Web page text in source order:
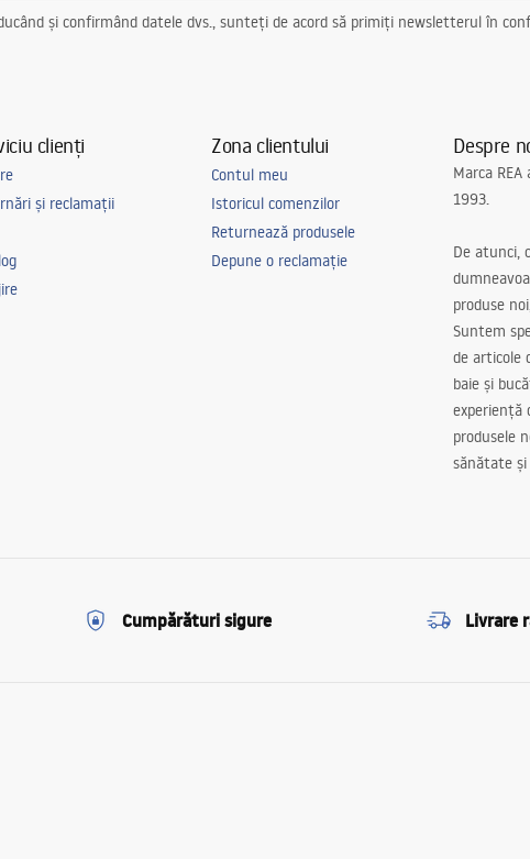
și confirmând datele dvs., sunteți de acord să primiți newsletterul în
clienți
și reclamații
Zona clientului
Contul meu
Istoricul comenzilor
Returnează produsele
Depune o reclamație
Despre
Marca
1993.
De atunci,
produse
Suntem
de articole
baie și
experiență
produsele
sănătate
Cumpărături sigure Livrare